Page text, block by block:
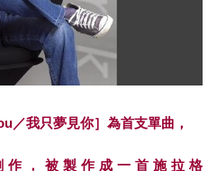
／我只夢見你］為首支單曲，
作，被製作成一首施拉格